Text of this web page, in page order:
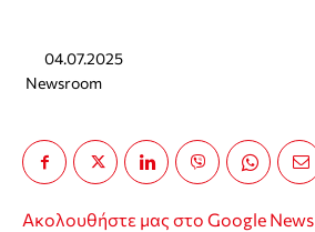
04.07.2025
Newsroom
Ακολουθήστε μας στο Google News